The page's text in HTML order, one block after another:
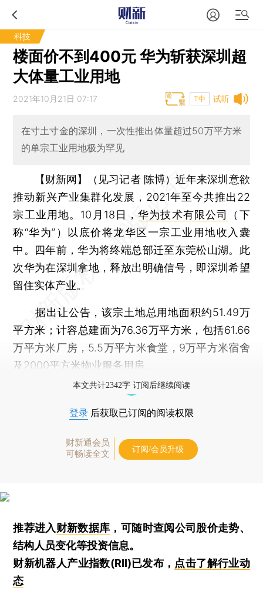
科技
楼面价不到400元 华为斩获深圳超
大体量工业用地
试听
2021年10月21日 07:17 T中
在寸土寸金的深圳，一次性推出体量超过50万平方米
的单宗工业用地极为罕见
【财新网】（见习记者 陈博）近年来深圳意欲
推动新兴产业集群化发展，2021年至今共推出22
宗工业用地。10月18日，华为技术有限公司
（下
称“华为”）以底价将龙华区一宗工业用地收入囊
中。四年前，华为将终端总部迁至东莞松山湖。此
次华为在深圳拿地，释放出明确信号，即深圳希望
留住实体产业。
据出让公告，该宗土地总用地面积约51.49万
平方米；计容总建面为76.36万平方米，包括61.66
万平方米厂房，5.5万平方米食堂，9万平方米宿舍
及2000平方米物业服务用房。
本文共计2342字 订阅后继续阅读
登录 后获取已订阅的阅读权限
财新通会员
可畅读全文
订阅/会员升级
推荐进入财新数据库 ，可随时查阅公司股价走势、
结构人员变化等投资信息。
财新机器人产业指数(RII)已发布， 点击了解行业动
态